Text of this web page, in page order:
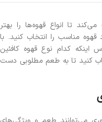
تا انواع قهوه‌ها را بهتر
مناسب را انتخاب کنید. با
اینکه کدام نوع قهوه کافئین
کنید تا به طعم مطلوبی دست